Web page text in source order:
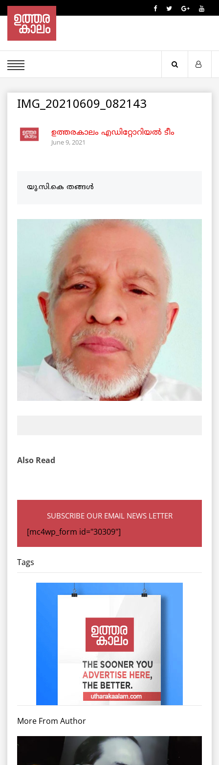
IMG_20210609_082143
ഉത്തരകാലം എഡിറ്റോറിയല്‍ ടീം
June 9, 2021
യു.സി.കെ തങ്ങൾ
Also Read
SUBSCRIBE OUR EMAIL NEWS LETTER
[mc4wp_form id="30309"]
Tags
More From Author